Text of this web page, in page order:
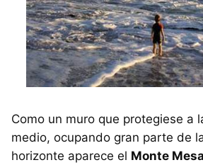
Como un muro que protegiese a
medio, ocupando gran parte de
horizonte aparece el Monte Mesa